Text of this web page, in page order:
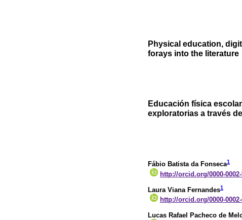
Physical education,
forays into the literature
Educación física
exploratorias a través
Fábio Batista da Fonseca1
http://orcid.org/0000-0002-
Laura Viana Fernandes1
http://orcid.org/0000-0002-
Lucas Rafael Pacheco de